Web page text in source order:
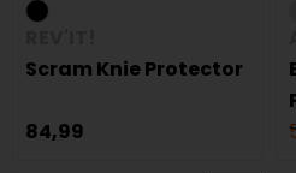
Scram Knie Protector
84,99